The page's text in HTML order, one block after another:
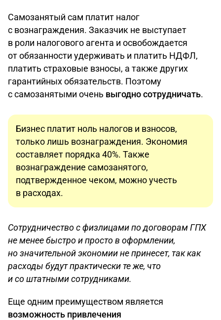
Самозанятый сам платит налог
с вознаграждения. Заказчик не выступает
в роли налогового агента и освобождается
от обязанности удерживать и платить НДФЛ,
платить страховые взносы, а также других
гарантийных обязательств. Поэтому
с самозанятыми очень выгодно сотрудничать.
Бизнес платит ноль налогов и взносов,
только лишь вознаграждения. Экономия
составляет порядка 40%. Также
вознаграждение самозанятого,
подтвержденное чеком, можно учесть
в расходах.
Сотрудничество с физлицами по договорам ГПХ
не менее быстро и просто в оформлении,
но значительной экономии не принесет, так как
расходы будут практически те же, что
и со штатными сотрудниками.
Еще одним преимуществом является
возможность привлечения